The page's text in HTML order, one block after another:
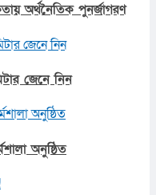
অর্থনৈতিক পুনর্জাগরণ
জেনে নিন
অনুষ্ঠিত